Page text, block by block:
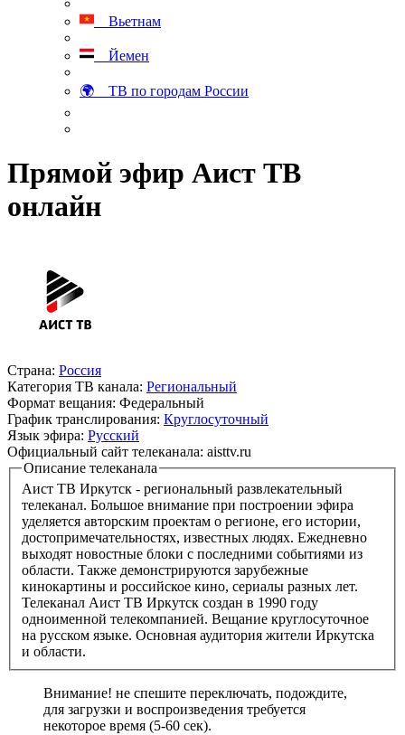
Вьетнам
Йемен
🌍 ТВ по городам России
Прямой эфир Аист ТВ
онлайн
Страна: Россия
Категория ТВ канала: Региональный
Формат вещания: Федеральный
График транслирования: Круглосуточный
Язык эфира: Русский
Официальный сайт телеканала: aisttv.ru
Описание телеканала
Аист ТВ Иркутск - региональный развлекательный
телеканал. Большое внимание при построении эфира
уделяется авторским проектам о регионе, его истории,
достопримечательностях, известных людях. Ежедневно
выходят новостные блоки с последними событиями из
области. Также демонстрируются зарубежные
кинокартины и российское кино, сериалы разных лет.
Телеканал Аист ТВ Иркутск создан в 1990 году
одноименной телекомпанией. Вещание круглосуточное
на русском языке. Основная аудитория жители Иркутска
и области.
Внимание! не спешите переключать, подождите,
для загрузки и воспроизведения требуется
некоторое время (5-60 сек).